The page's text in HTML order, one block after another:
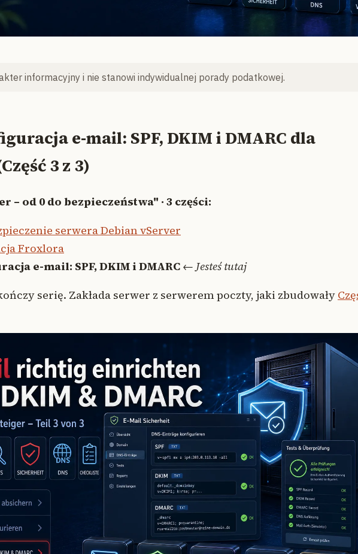
informacyjny i nie stanowi indywidualnej porady podatkowej.
e-mail: SPF, DKIM i DMARC dla
3 z 3)
– od 0 do bezpieczeństwa" · 3 części:
serwera Debian vServer
Froxlora
e-mail: SPF, DKIM i DMARC ←Jesteś tutaj
serię. Zakłada serwer z serwerem poczty, jaki zbudowały